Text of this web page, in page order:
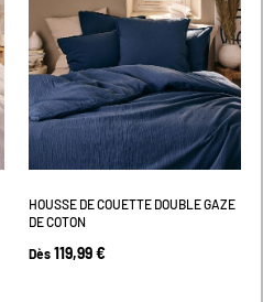
HOUSSE DE COUETTE DOUBLE GAZE
DE COTON
Dès 119,99 €